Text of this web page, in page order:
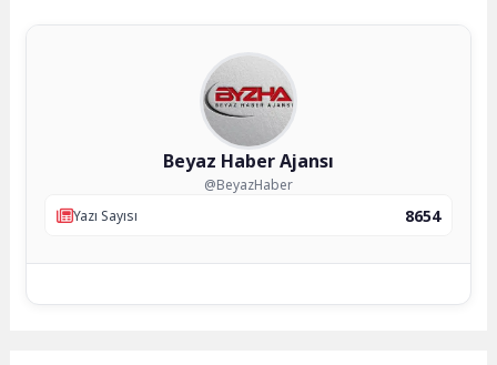
Beyaz Haber Ajansı
@BeyazHaber
Yazı Sayısı
8654